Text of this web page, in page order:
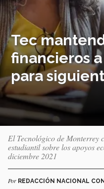
Tec
financieros
para
El Tecnológico de Monterrey
estudiantil sobre los apoyos
diciembre 2021
Por REDACCIÓN NACIONAL